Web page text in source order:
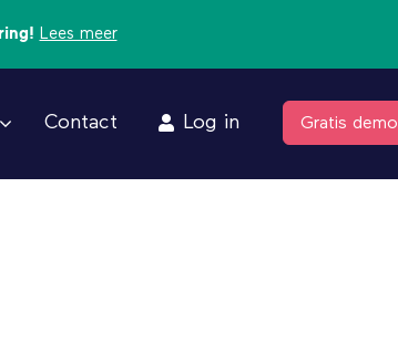
Lees meer
Contact Log in Gratis demo